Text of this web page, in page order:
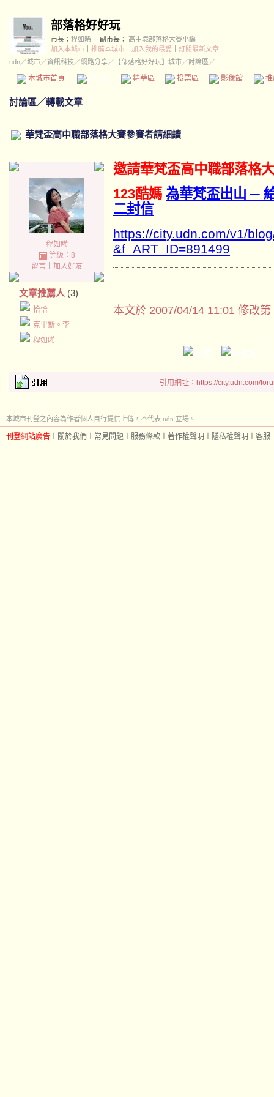
部落格好好玩
市長： 程如晞 副市長： 高中職部落格大賽小編
加入本城市
推薦本城市 加入我的最愛
訂閱最新文章
udn／城市／資訊科技 ／網路分享／ 【部落格好好玩】城市／討論區／
本城市首頁 精華區 投票區 影像館
討論區／轉載文章
華梵盃高中職部落格大賽參賽者請細讀
程如晞
等級：8
留言｜ 加入好友
文章推薦人 (3)
恰恰
克里斯。李
程如晞
邀請華梵盃高中職部落格
123酷媽 為華梵盃出山 ─
二封信
https://city.udn.com/v1/
&f_ART_ID=891499
本文於 2007/04/14 11:01 修改第
引用網址：https://city.udn.com/
本城市刊登之內容為作者個人自行提供上傳，不代表 udn 立場。
刊登網站廣告 關於我們 常見問題 服務條款 著作權聲明 隱私權聲明 客服